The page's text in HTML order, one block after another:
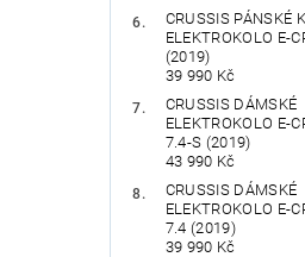
CRUSSIS PÁNSKÉ
ELEKTROKOLO E-
(2019)
39 990 Kč
CRUSSIS DÁMSKÉ
ELEKTROKOLO E-
7.4-S (2019)
43 990 Kč
CRUSSIS DÁMSKÉ
ELEKTROKOLO E-
7.4 (2019)
39 990 Kč